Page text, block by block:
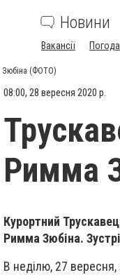
Новини
Вакансії Погода
Зюбіна (ФОТО)
08:00, 28 вересня 2020 р.
Римма
Курортний
Римма Зюбіна.
В неділю, 27 вересня,